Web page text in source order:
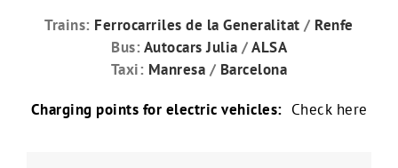
Trains: Ferrocarriles de la Generalitat / Renfe
Bus: Autocars Julia /ALSA
Taxi: Manresa / Barcelona
Charging points for electric vehicles: Check here